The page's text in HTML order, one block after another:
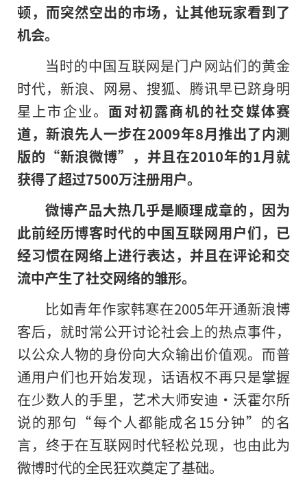
顿，而突然空出的市场，让其他玩家看到了
机会。
当时的中国互联网是门户网站们的黄金
时代，新浪、网易、搜狐、腾讯早已跻身明
星上市企业。 面对初露商机的社交媒体赛
道，新浪先人一步在2009年8月推出了内测
版的“新浪微博”，并且在2010年的1月就
获得了超过7500万注册用户。
微博产品大热几乎是顺理成章的，因为
此前经历博客时代的中国互联网用户们，已
经习惯在网络上进行表达，并且在评论和交
流中产生了社交网络的雏形。
比如青年作家韩寒在2005年开通新浪博
客后，就时常公开讨论社会上的热点事件，
以公众人物的身份向大众输出价值观。而普
通用户们也开始发现，话语权不再只是掌握
在少数人的手里，艺术大师安迪·沃霍尔所
说的那句“每个人都能成名15分钟”的名
言，终于在互联网时代轻松兑现，也由此为
微博时代的全民狂欢奠定了基础。